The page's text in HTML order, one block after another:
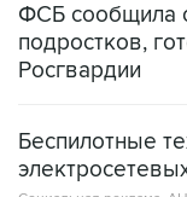
ФСБ сообщила
подростков,
Росгвардии
Беспилотные